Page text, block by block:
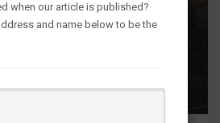
when our article is published?
and name below to be the